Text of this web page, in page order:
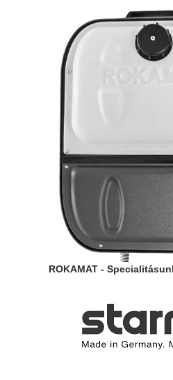
ROKAMAT -